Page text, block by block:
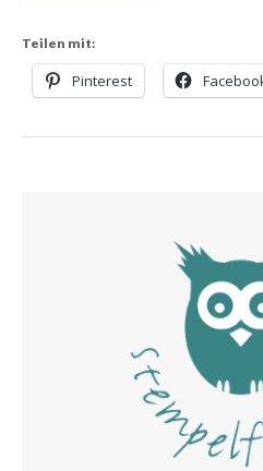
Teilen mit:
Pinterest